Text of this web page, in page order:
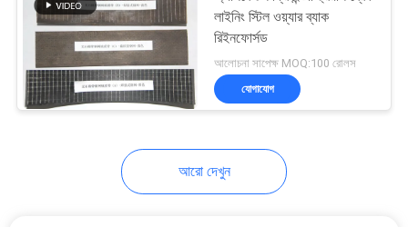
লাইনিং
ঘর্ষণ উপাদান শীট
লাইনিং স্টিল ওয়্যার ব্যাক
রিইনফোর্সড
আলোচনা সাপেক্ষ MOQ:100 রোলস
যোগাযোগ
আরো দেখুন